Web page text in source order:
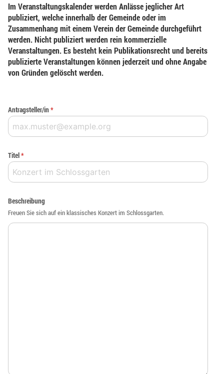
Im Veranstaltungskalender werden Anlässe jeglicher Art
publiziert, welche innerhalb der Gemeinde oder im
Zusammenhang mit einem Verein der Gemeinde durchgeführt
werden. Nicht publiziert werden rein kommerzielle
Veranstaltungen. Es besteht kein Publikationsrecht und bereits
publizierte Veranstaltungen können jederzeit und ohne Angabe
von Gründen gelöscht werden.
Antragsteller/in*
Titel*
Beschreibung
Freuen Sie sich auf ein klassisches Konzert im Schlossgarten.